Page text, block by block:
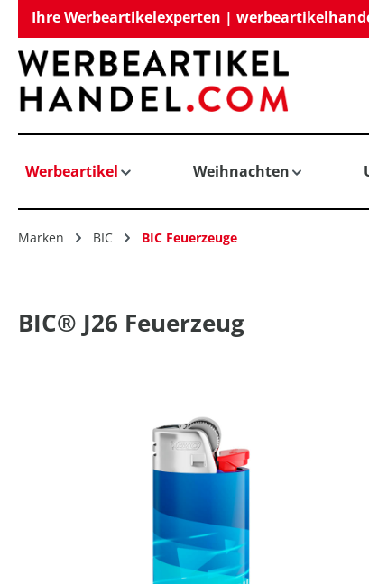
Zur Hauptnavigation springen
Ihre Werbeartikelexperten |
Werbeartikel Weihnachten
Marken BIC BIC Feuerzeuge
BIC® J26 Feuerzeug